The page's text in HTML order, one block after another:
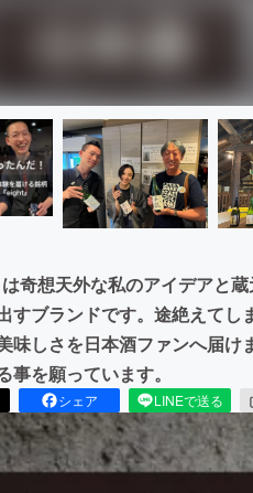
は奇想天外な私のアイデアと
すブランドです。途絶えて
味しさを日本酒ファンへ届
事を願っています。
シェア LINEで送る